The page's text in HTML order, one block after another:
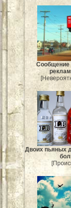
Сообщение
Двоих пьяных